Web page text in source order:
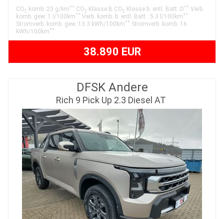
CO2 komb.:23 g/km ** CO2 Klasse:B CO2 Klasse b. entl. Batt.:D ** Verb.
komb. gew.:1 l/100km ** Verb. komb. b. entl. Batt.: 5.3 l/100km **
Stromverb. komb. gew.:13.3 kWh/100km ** Stromverb .komb.:16
kWh/100km **
38.890 EUR
DFSK Andere
Rich 9 Pick Up 2.3 Diesel AT